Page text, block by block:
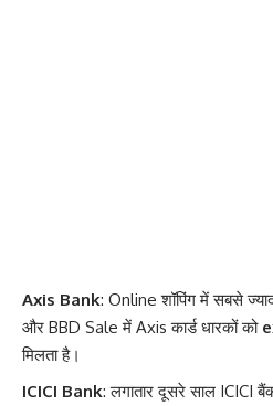
Axis Bank: Online शॉपिंग में सबसे
और BBD Sale में Axis कार्ड धारकों को
मिलता है।
ICICI Bank: लगातार दूसरे साल ICICI